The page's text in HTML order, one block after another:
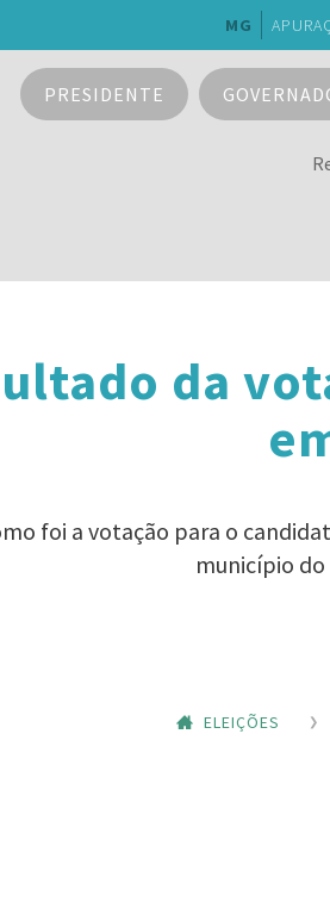
MG
PRESIDENTE
da
foi a votação para o
município do
ELEIÇÕES